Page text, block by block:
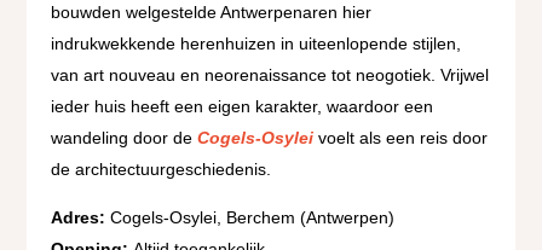
bouwden welgestelde Antwerpenaren hier
indrukwekkende herenhuizen in uiteenlopende stijlen,
van art nouveau en neorenaissance tot neogotiek. Vrijwel
ieder huis heeft een eigen karakter, waardoor een
wandeling door deCogels-Osylei voelt als een reis door
de architectuurgeschiedenis.
Adres: Cogels-Osylei, Berchem (Antwerpen)